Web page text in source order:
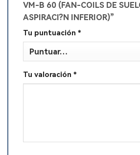
VM-B 60 (FAN-COILS DE
ASPIRACI?N INFERIOR)”
Tu puntuación *
Tu valoración *